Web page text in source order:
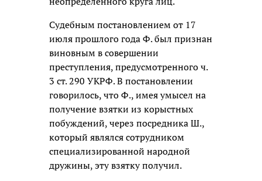
Судебным постановлением от 17
июля прошлого года Ф. был признан
виновным в совершении
преступления, предусмотренного ч.
3 ст. 290 УКРФ. В постановлении
говорилось, что Ф., имея умысел на
получение взятки из корыстных
побуждений, через посредника Ш.,
который являлся сотрудником
специализированной народной
дружины, эту взятку получил.